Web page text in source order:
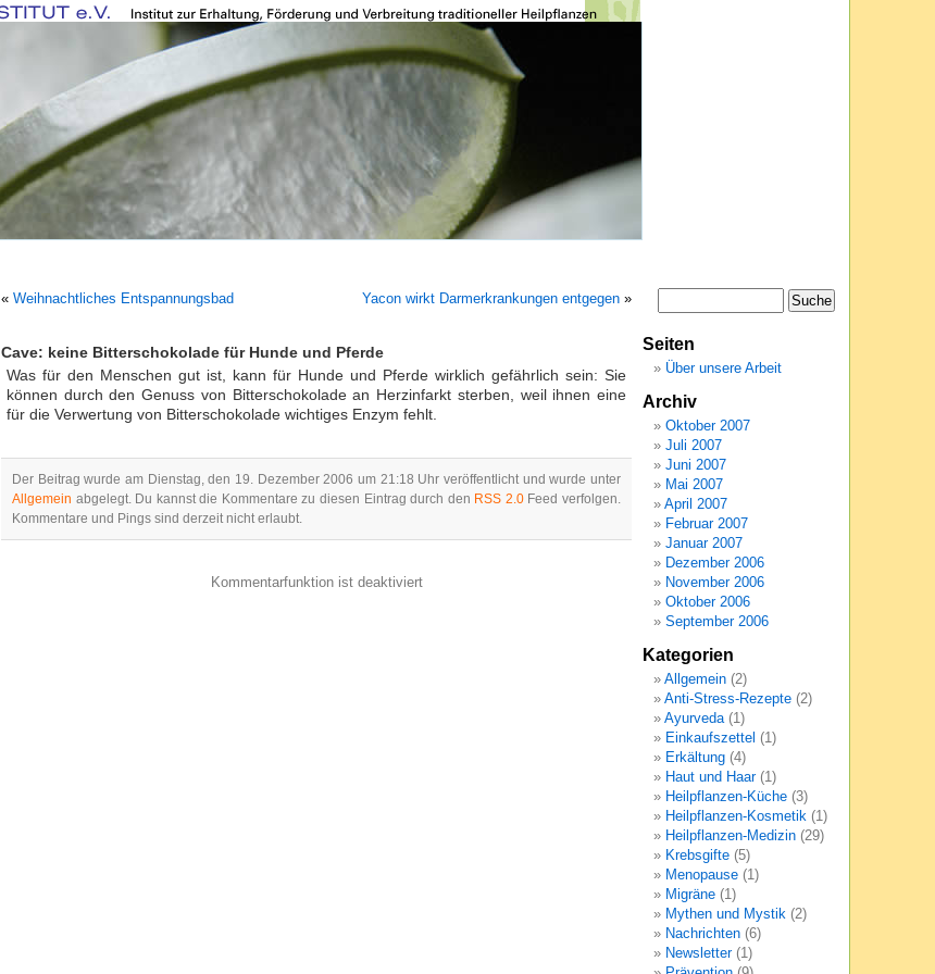
« Weihnachtliches Entspannungsbad Yacon wirkt Darmerkrankungen entgegen »
Cave: keine Bitterschokolade für Hunde und Pferde
Was für den Menschen gut ist, kann für Hunde und Pferde wirklich gefährlich sein: Sie
können durch den Genuss von Bitterschokolade an Herzinfarkt sterben, weil ihnen eine
für die Verwertung von Bitterschokolade wichtiges Enzym fehlt.
Der Beitrag wurde am Dienstag, den 19. Dezember 2006 um 21:18 Uhr veröffentlicht und wurde unter
Allgemein abgelegt. Du kannst die Kommentare zu diesen Eintrag durch den RSS 2.0Feed verfolgen.
Kommentare und Pings sind derzeit nicht erlaubt.
Kommentarfunktion ist deaktiviert
Seiten
Über unsere Arbeit
Archiv
Oktober 2007
Juli 2007
Juni 2007
Mai 2007
April 2007
Februar 2007
Januar 2007
Dezember 2006
November 2006
Oktober 2006
September 2006
Kategorien
Allgemein (2)
Anti-Stress-Rezepte (2)
Ayurveda(1)
Einkaufszettel (1)
Erkältung (4)
Haut und Haar(1)
Heilpflanzen-Küche (3)
Heilpflanzen-Kosmetik (1)
Heilpflanzen-Medizin (29)
Krebsgifte (5)
Menopause (1)
Migräne (1)
Mythen und Mystik (2)
Nachrichten (6)
Newsletter(1)